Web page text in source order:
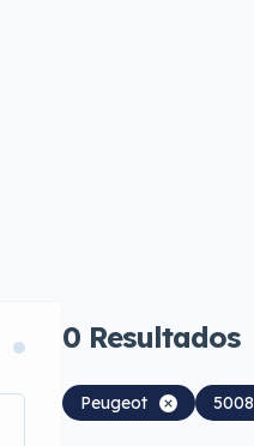
0 Resultados
Peugeot 5008